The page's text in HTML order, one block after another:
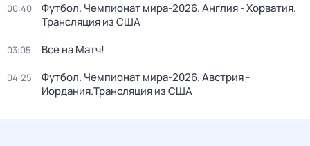
00:40
Футбол. Чемпионат мира-2026. Англия - Хорватия.
Трансляция из США
03:05 Все на Матч!
04:25
Футбол. Чемпионат мира-2026. Австрия -
Иордания.Трансляция из США